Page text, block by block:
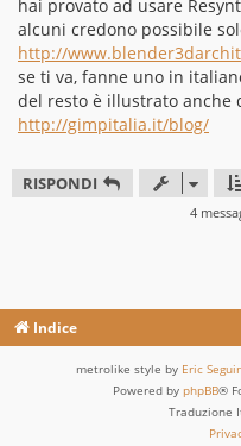
hai provato ad usare
alcuni credono possibile
http://
se ti va, fanne uno in
del resto è illustrato anche
http://gimpitalia.it/blog/
RISPONDI
4
Indice
metrolike style by Eric
Powered by phpBB®
Traduzione